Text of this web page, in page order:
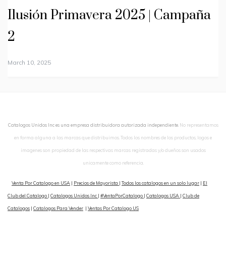
Ilusión Primavera 2025 | Campaña
2
March 10, 2025
Catalogos Unidos Inc es una empresa distribuidora autorizada independiente. No representamos
en forma alguna a las marcas que distribuimos. Todos los nombres de los productos, logos e
imagenes son propiedad de las respectivas marcas registradas y/o dueños son usados
unicamente como referencia.
Venta Por Catalogo en USA Precios de Mayorista Todos los catalogos en un solo lugar El
Club del Catalogo Catalogos Unidos Inc #VentaPorCatalogo Catalogos USA Club de
Catalogos Catalogos Para Vender Ventas Por Catalogo US